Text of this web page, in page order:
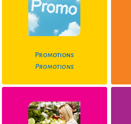
Promotions
Promotions